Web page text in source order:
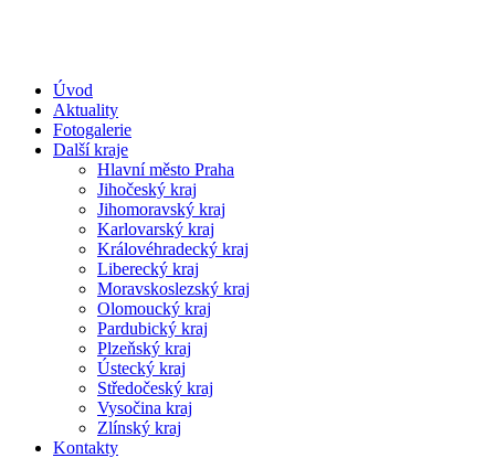
Úvod
Aktuality
Fotogalerie
Další kraje
Hlavní město Praha
Jihočeský kraj
Jihomoravský kraj
Karlovarský kraj
Královéhradecký kraj
Liberecký kraj
Moravskoslezský kraj
Olomoucký kraj
Pardubický kraj
Plzeňský kraj
Ústecký kraj
Středočeský kraj
Vysočina kraj
Zlínský kraj
Kontakty